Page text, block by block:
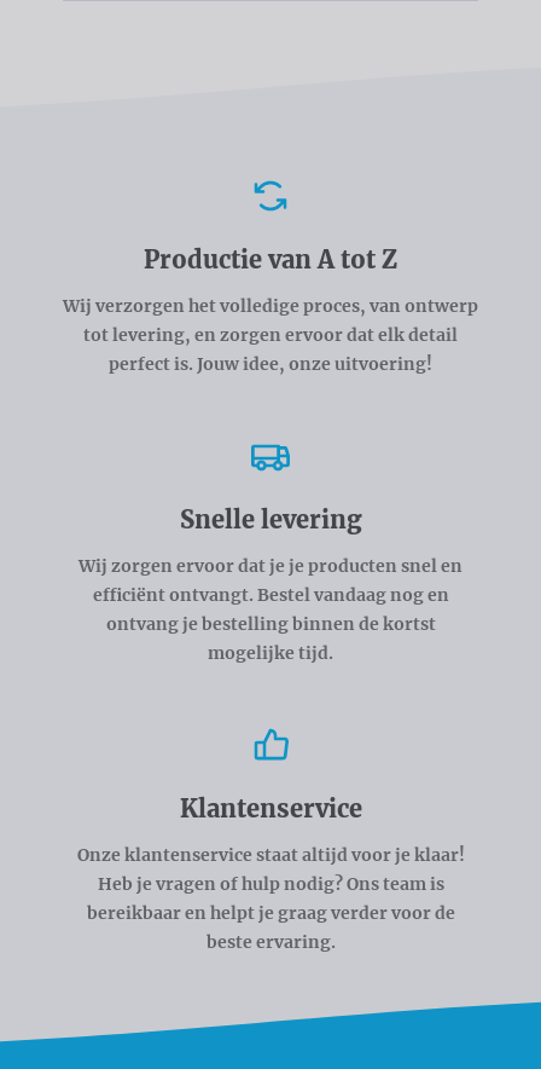
Productie van A tot Z
Wij verzorgen het volledige proces, van ontwerp
tot levering, en zorgen ervoor dat elk detail
perfect is. Jouw idee, onze uitvoering!
Snelle levering
Wij zorgen ervoor dat je je producten snel en
efficiënt ontvangt. Bestel vandaag nog en
ontvang je bestelling binnen de kortst
mogelijke tijd.
Klantenservice
Onze klantenservice staat altijd voor je klaar!
Heb je vragen of hulp nodig? Ons team is
bereikbaar en helpt je graag verder voor de
beste ervaring.